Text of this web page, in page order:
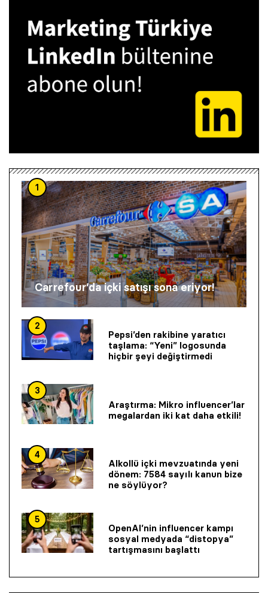
1
Carrefour’da içki satışı sona eriyor!
2
Pepsi’den rakibine yaratıcı
taşlama: “Yeni” logosunda
hiçbir şeyi değiştirmedi
3
Araştırma: Mikro influencer’lar
megalardan iki kat daha etkili!
4
Alkollü içki mevzuatında yeni
dönem: 7584 sayılı kanun bize
ne söylüyor?
5
OpenAI’nin influencer kampı
sosyal medyada “distopya”
tartışmasını başlattı